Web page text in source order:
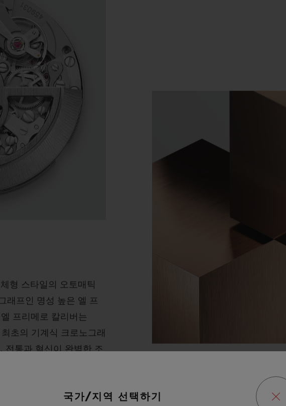
형 스타일의 오토매틱
래프인 명성 높은 엘 프
프리메로 칼리버는
초의 기계식 크로노그래
전통과 혁신이 완벽한 조
국가/지역 선택하기